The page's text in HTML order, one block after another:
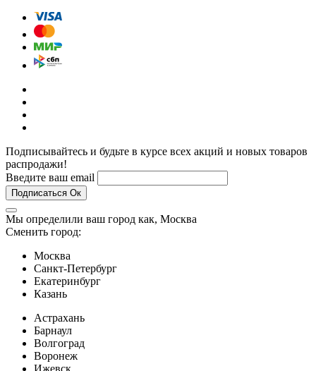
Подписывайтесь и будьте в курсе всех акций и новых товаров
распродажи!
Введите ваш email
Подписаться Ок
Мы определили ваш город как, Москва
Сменить город:
Москва
Санкт-Петербург
Екатеринбург
Казань
Астрахань
Барнаул
Волгоград
Воронеж
Ижевск